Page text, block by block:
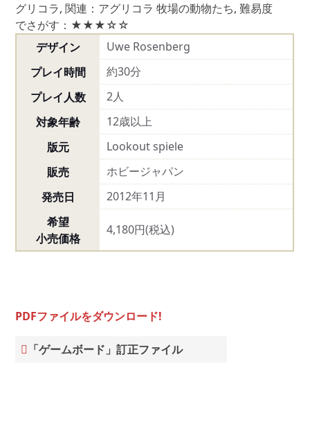
グリコラ,関連：アグリコラ 牧場の動物たち,難易度
でさがす：★★★☆☆
デザイン
Uwe Rosenberg
プレイ時間
約30分
プレイ人数
2人
対象年齢
12歳以上
版元
Lookout spiele
販売
ホビージャパン
発売日
2012年11月
希望
小売価格
4,180円(税込)
PDFファイルをダウンロード!
「ゲームボード」訂正ファイル